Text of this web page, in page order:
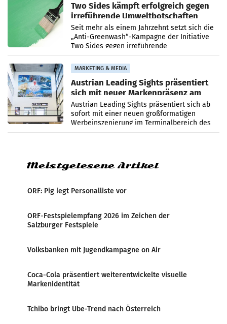
Two Sides kämpft erfolgreich gegen
irreführende Umweltbotschaften
beim Papiereinsatz
Seit mehr als einem Jahrzehnt setzt sich die
„Anti-Greenwash“-Kampagne der Initiative
Two Sides gegen irreführende
Umweltaussagen bei Papierkommunikation
und papierbasierten Verpackungen
MARKETING & MEDIA
Austrian Leading Sights präsentiert
sich mit neuer Markenpräsenz am
Flughafen Wien
Austrian Leading Sights präsentiert sich ab
sofort mit einer neuen großformatigen
Werbeinszenierung im Terminalbereich des
Flughafen Wien. Die Präsenz befindet sich im
Meistgelesene Artikel
ORF: Pig legt Personalliste vor
ORF-Festspielempfang 2026 im Zeichen der
Salzburger Festspiele
Volksbanken mit Jugendkampagne on Air
Coca-Cola präsentiert weiterentwickelte visuelle
Markenidentität
Tchibo bringt Ube-Trend nach Österreich